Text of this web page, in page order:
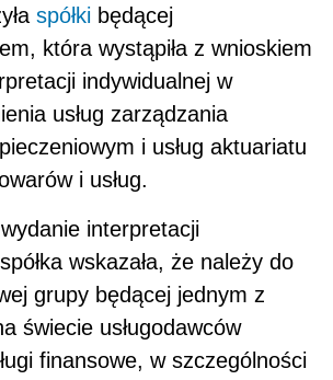
spółki będącej
która wystąpiła z wnioskiem
indywidualnej w
usług zarządzania
i usług aktuariatu
i usług.
interpretacji
wskazała, że należy do
grupy będącej jednym z
świecie usługodawców
finansowe, w szczególności